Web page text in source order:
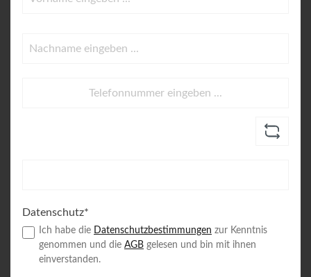
Datenschutz*
Ich habe die Datenschutzbestimmungen zur Kenntnis
genommen und die AGB gelesen und bin mit ihnen
einverstanden.